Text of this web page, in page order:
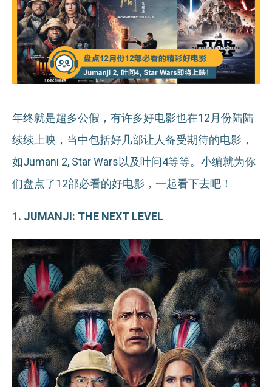
年终就是超多公假，有许多好电影也在12月份陆陆
续续上映，当中包括好几部让人备受期待的电影，
如Jumani 2, Star Wars以及叶问4等等。小编就为你
们盘点了12部必看的好电影，一起看下去吧！
1. JUMANJI: THE NEXT LEVEL